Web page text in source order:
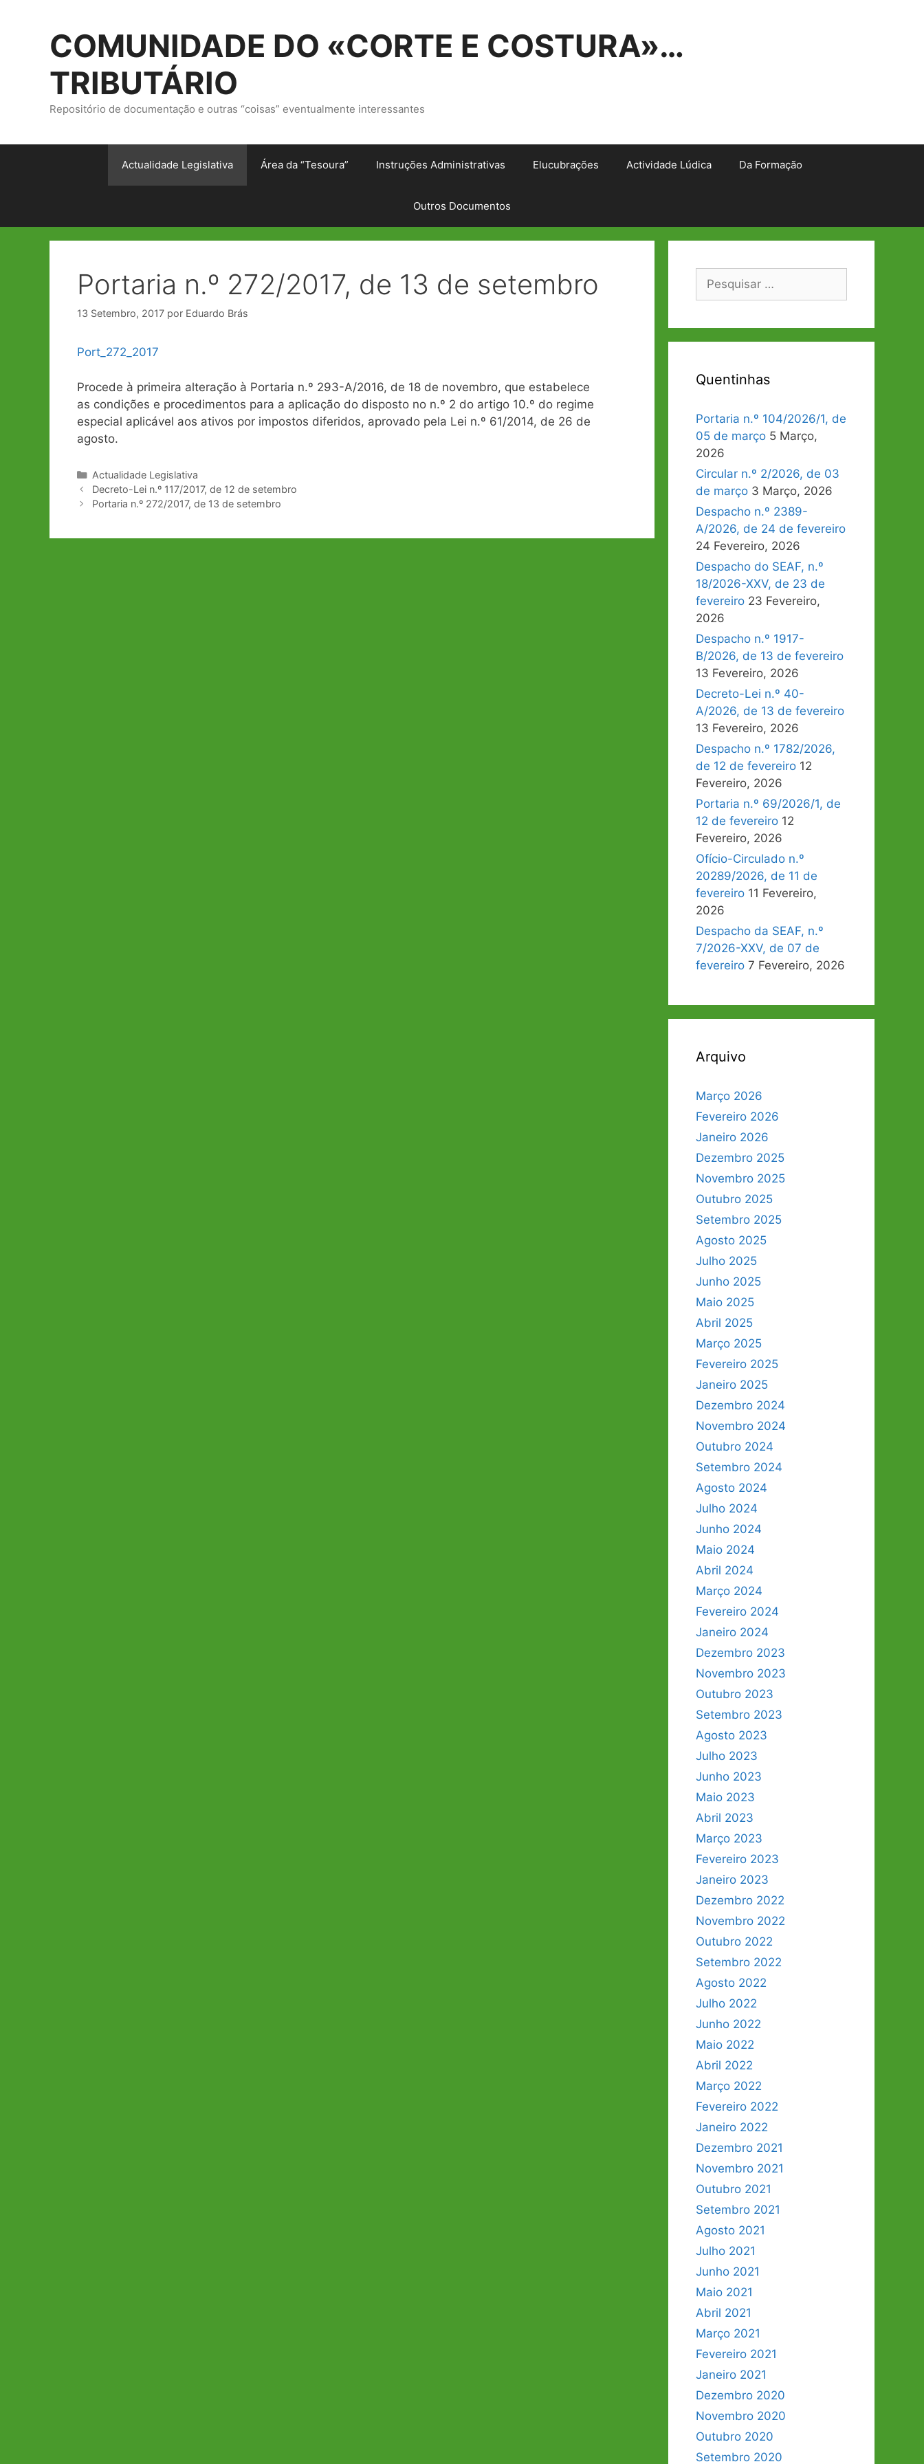
COMUNIDADE DO «CORTE E COSTURA»…
TRIBUTÁRIO
Repositório de documentação e outras “coisas” eventualmente interessantes
Actualidade Legislativa Área da “Tesoura” Instruções Administrativas Elucubrações Actividade Lúdica Da Formação
Outros Documentos
Portaria n.º 272/2017, de 13 de setembro
13 Setembro, 2017 por Eduardo Brás
Port_272_2017
Procede à primeira alteração à Portaria n.º 293-A/2016, de 18 de novembro, que estabelece
as condições e procedimentos para a aplicação do disposto no n.º 2 do artigo 10.º do regime
especial aplicável aos ativos por impostos diferidos, aprovado pela Lei n.º 61/2014, de 26 de
agosto.
Categorias
Actualidade Legislativa
Navegação
de
Decreto-Lei n.º 117/2017, de 12 de setembro
Portaria n.º 272/2017, de 13 de setembro
Pesquisar
Quentinhas
Portaria n.º 104/2026/1, de
05 de março 5 Março,
2026
Circular n.º 2/2026, de 03
de março 3 Março, 2026
Despacho n.º 2389-
A/2026, de 24 de fevereiro
24 Fevereiro, 2026
Despacho do SEAF, n.º
18/2026-XXV, de 23 de
fevereiro 23 Fevereiro,
2026
Despacho n.º 1917-
B/2026, de 13 de fevereiro
13 Fevereiro, 2026
Decreto-Lei n.º 40-
A/2026, de 13 de fevereiro
13 Fevereiro, 2026
Despacho n.º 1782/2026,
de 12 de fevereiro 12
Fevereiro, 2026
Portaria n.º 69/2026/1, de
12 de fevereiro 12
Fevereiro, 2026
Ofício-Circulado n.º
20289/2026, de 11 de
fevereiro 11 Fevereiro,
2026
Despacho da SEAF, n.º
7/2026-XXV, de 07 de
fevereiro 7 Fevereiro, 2026
Arquivo
Março 2026
Fevereiro 2026
Janeiro 2026
Dezembro 2025
Novembro 2025
Outubro 2025
Setembro 2025
Agosto 2025
Julho 2025
Junho 2025
Maio 2025
Abril 2025
Março 2025
Fevereiro 2025
Janeiro 2025
Dezembro 2024
Novembro 2024
Outubro 2024
Setembro 2024
Agosto 2024
Julho 2024
Junho 2024
Maio 2024
Abril 2024
Março 2024
Fevereiro 2024
Janeiro 2024
Dezembro 2023
Novembro 2023
Outubro 2023
Setembro 2023
Agosto 2023
Julho 2023
Junho 2023
Maio 2023
Abril 2023
Março 2023
Fevereiro 2023
Janeiro 2023
Dezembro 2022
Novembro 2022
Outubro 2022
Setembro 2022
Agosto 2022
Julho 2022
Junho 2022
Maio 2022
Abril 2022
Março 2022
Fevereiro 2022
Janeiro 2022
Dezembro 2021
Novembro 2021
Outubro 2021
Setembro 2021
Agosto 2021
Julho 2021
Junho 2021
Maio 2021
Abril 2021
Março 2021
Fevereiro 2021
Janeiro 2021
Dezembro 2020
Novembro 2020
Outubro 2020
Setembro 2020